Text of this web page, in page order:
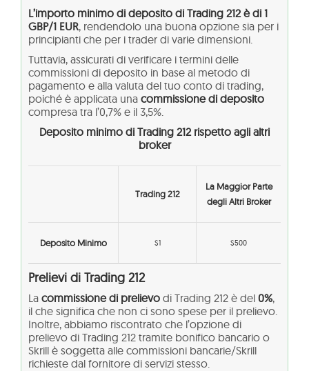
L’importo minimo di deposito di Trading 212 è di 1
GBP/1 EUR, rendendolo una buona opzione sia per i
principianti che per i trader di varie dimensioni.
Tuttavia, assicurati di verificare i termini delle
commissioni di deposito in base al metodo di
pagamento e alla valuta del tuo conto di trading,
poiché è applicata una commissione di deposito
compresa tra l’0,7% e il 3,5%.
Deposito minimo di Trading 212 rispetto agli altri
broker
Trading 212
La Maggior Parte
degli Altri Broker
Deposito Minimo $1 $500
Prelievi di Trading 212
La commissione di prelievo di Trading 212 è del 0%,
il che significa che non ci sono spese per il prelievo.
Inoltre, abbiamo riscontrato che l’opzione di
prelievo di Trading 212 tramite bonifico bancario o
Skrill è soggetta alle commissioni bancarie/Skrill
richieste dal fornitore di servizi stesso.